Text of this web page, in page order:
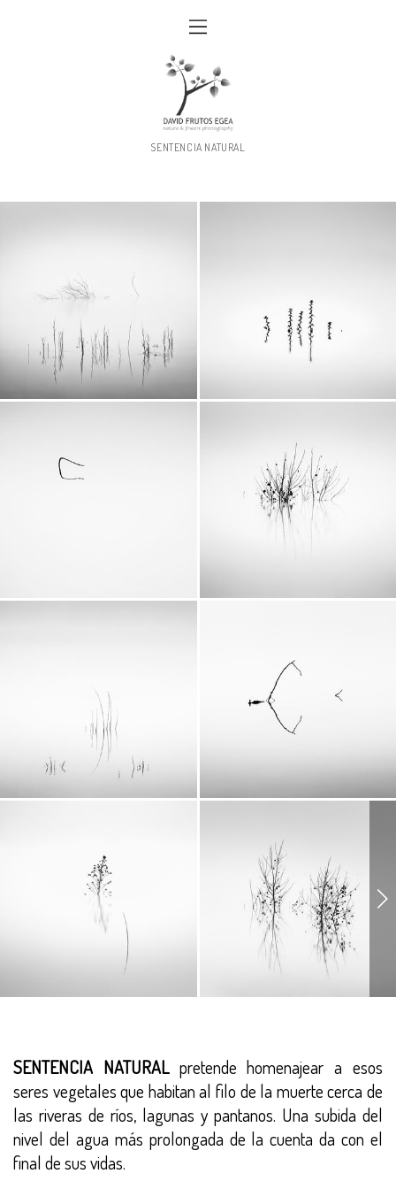
SENTENCIA NATURAL
SENTENCIA NATURALpretende homenajear a esos
seres vegetales que habitan al filo de la muerte cerca de
las riveras de ríos, lagunas y pantanos. Una subida del
nivel del agua más prolongada de la cuenta da con el
final de sus vidas.